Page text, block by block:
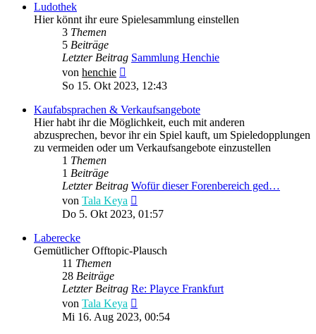
Ludothek
Hier könnt ihr eure Spielesammlung einstellen
3 Themen
5 Beiträge
Letzter Beitrag Sammlung Henchie
von henchie
Beitrag
So 15. Okt 2023, 12:43
Kaufabsprachen & Verkaufsangebote
Hier habt ihr die Möglichkeit, euch mit anderen
abzusprechen, bevor ihr ein Spiel kauft, um Spieledopplungen
zu vermeiden oder um Verkaufsangebote einzustellen
1 Themen
1 Beiträge
Letzter Beitrag Wofür dieser Forenbereich ged…
von Tala Keya
Beitrag
Do 5. Okt 2023, 01:57
Laberecke
Gemütlicher Offtopic-Plausch
11 Themen
28 Beiträge
Letzter Beitrag Re: Playce Frankfurt
von Tala Keya
Beitrag
Mi 16. Aug 2023, 00:54